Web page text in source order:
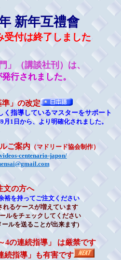
新年互禮會
受付は終了しました
」（講談社刊）は、
行されました。
」の改定
指導しているマスターをサポート
月1日から、より明確化されました。
ご案内 （マドリード協会制作）
centenario-japon/
文の方へ
裕を持ってご注文ください
れるケースが増えています
ルをチェックしてください
ルを送ることが出来ます)
4の連続指導」 は厳禁です
続指導」も有害です